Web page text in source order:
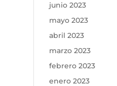
junio 2023
mayo 2023
abril 2023
marzo 2023
febrero 2023
enero 2023